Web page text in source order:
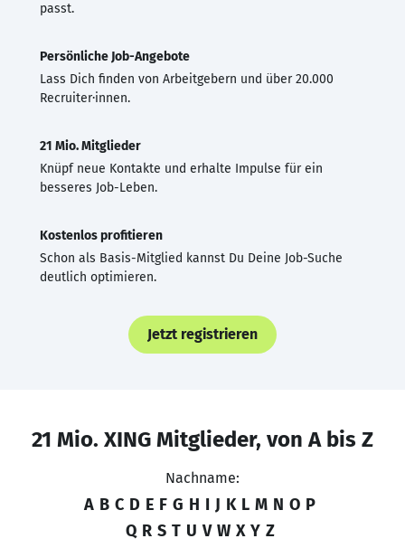
passt.
Persönliche Job-Angebote
Lass Dich finden von Arbeitgebern und über 20.000
Recruiter·innen.
21 Mio. Mitglieder
Knüpf neue Kontakte und erhalte Impulse für ein
besseres Job-Leben.
Kostenlos profitieren
Schon als Basis-Mitglied kannst Du Deine Job-Suche
deutlich optimieren.
Jetzt registrieren
21 Mio. XING Mitglieder, von A bis Z
Nachname:
A B C D E F G H I J K L M N O P
Q R S T U V W X Y Z